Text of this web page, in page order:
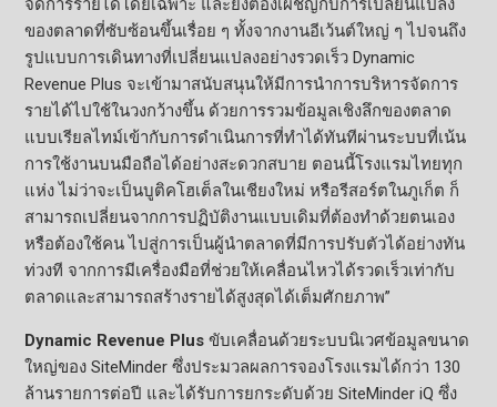
จัดการรายได้โดยเฉพาะ และยังต้องเผชิญกับการเปลี่ยนแปลง
ของตลาดที่ซับซ้อนขึ้นเรื่อย ๆ ทั้งจากงานอีเว้นต์ใหญ่ ๆ ไปจนถึง
รูปแบบการเดินทางที่เปลี่ยนแปลงอย่างรวดเร็ว Dynamic
Revenue Plus จะเข้ามาสนับสนุนให้มีการนำการบริหารจัดการ
รายได้ไปใช้ในวงกว้างขึ้น ด้วยการรวมข้อมูลเชิงลึกของตลาด
แบบเรียลไทม์เข้ากับการดำเนินการที่ทำได้ทันทีผ่านระบบที่เน้น
การใช้งานบนมือถือได้อย่างสะดวกสบาย ตอนนี้โรงแรมไทยทุก
แห่ง ไม่ว่าจะเป็นบูติคโฮเต็ลในเชียงใหม่ หรือรีสอร์ตในภูเก็ต ก็
สามารถเปลี่ยนจากการปฏิบัติงานแบบเดิมที่ต้องทำด้วยตนเอง
หรือต้องใช้คน ไปสู่การเป็นผู้นำตลาดที่มีการปรับตัวได้อย่างทัน
ท่วงที จากการมีเครื่องมือที่ช่วยให้เคลื่อนไหวได้รวดเร็วเท่ากับ
ตลาดและสามารถสร้างรายได้สูงสุดได้เต็มศักยภาพ”
Dynamic Revenue Plus ขับเคลื่อนด้วยระบบนิเวศข้อมูลขนาด
ใหญ่ของ SiteMinder ซึ่งประมวลผลการจองโรงแรมได้กว่า 130
ล้านรายการต่อปี และได้รับการยกระดับด้วย SiteMinder iQ ซึ่ง